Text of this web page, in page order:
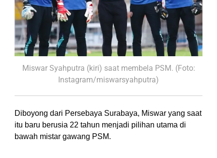
Miswar Syahputra (kiri) saat membela PSM. (Foto:
Instagram/miswarsyahputra)
Diboyong dari Persebaya Surabaya, Miswar yang saat
itu baru berusia 22 tahun menjadi pilihan utama di
bawah mistar gawang PSM.